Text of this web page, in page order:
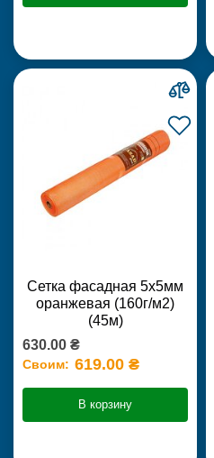
Сетка фасадная 5х5мм
оранжевая (160г/м2)
(45м)
630.00 ₴
Своим: 619.00 ₴
В корзину